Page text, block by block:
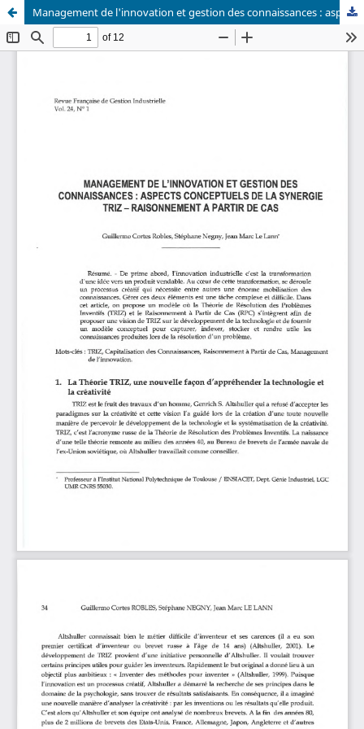
Management de l'innovation et gestion des connaissances : aspects conceptuels de la synergie TRIZ- raisonnement à partir de cas